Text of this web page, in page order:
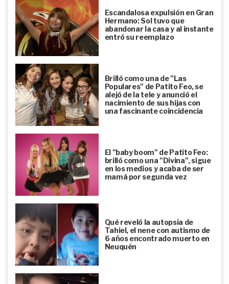
Escandalosa expulsión en Gran
Hermano: Sol tuvo que
abandonar la casa y al instante
entró su reemplazo
Brilló como una de "Las
Populares" de Patito Feo, se
alejó de la tele y anunció el
nacimiento de sus hijas con
una fascinante coincidencia
El "baby boom" de Patito Feo:
brilló como una "Divina", sigue
en los medios y acaba de ser
mamá por segunda vez
Qué reveló la autopsia de
Tahiel, el nene con autismo de
6 años encontrado muerto en
Neuquén